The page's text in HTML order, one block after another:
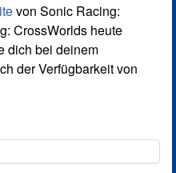
von Sonic Racing:
CrossWorlds heute
dich bei deinem
der Verfügbarkeit von